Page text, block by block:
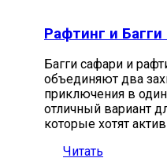
Рафтинг и
Багги сафари и
объединяют два
приключения в
отличный вариант
которые хотят
Читать